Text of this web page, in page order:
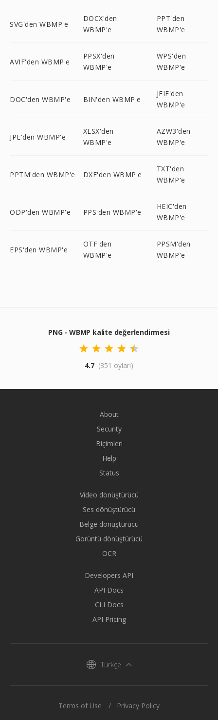
SVG'den WBMP'e
DOCX'den
WBMP'e
PPT'den
WBMP'e
AVIF'den WBMP'e
PPSX'den
WBMP'e
WPS'den
WBMP'e
DOC'den WBMP'e BIN'den WBMP'e
JFIF'den
WBMP'e
JPE'den WBMP'e
XLSX'den
WBMP'e
AZW3'den
WBMP'e
PPTM'den WBMP'e DXF'den WBMP'e
TXT'den
WBMP'e
ODP'den WBMP'e PPS'den WBMP'e
HEIC'den
WBMP'e
EPS'den WBMP'e
OTF'den
WBMP'e
PPSM'den
WBMP'e
PNG - WBMP kalite değerlendirmesi
4.7 (351 oyları)
About
Security
Biçimleri
Help
Status
Video dönüştürücü
Ses dönüştürücü
Belge dönüştürücü
Görüntü dönüştürücü
OCR
Developers API
API Docs
CLI Docs
API Pricing
Türkçe
Terms of Use Privacy Policy